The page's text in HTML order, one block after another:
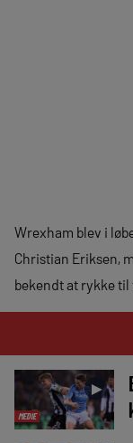
Wrexham blev i
Christian Eriksen,
bekendt at rykke
MEDIE
►